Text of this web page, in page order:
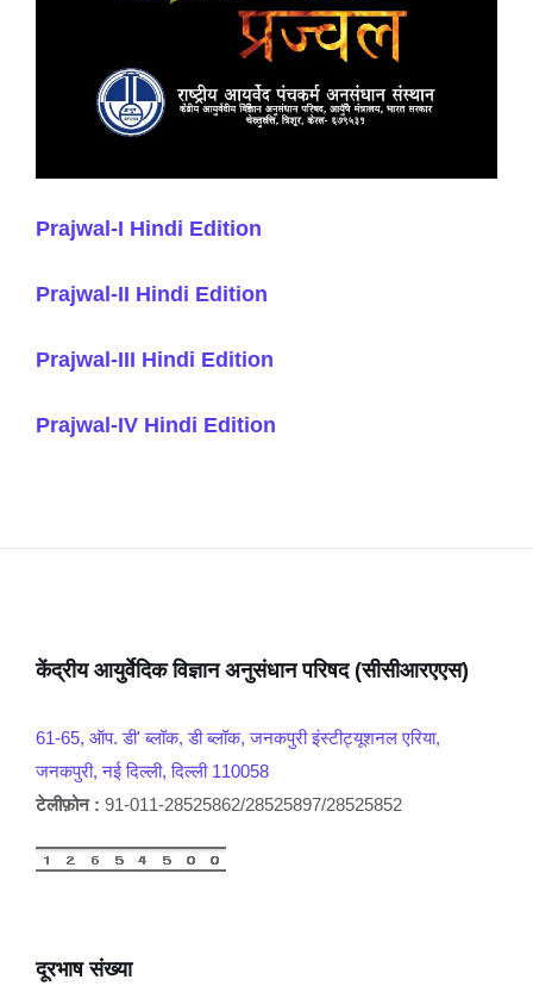
Prajwal-I Hindi Edition
Prajwal-II Hindi Edition
Prajwal-III Hindi Edition
Prajwal-IV Hindi Edition
केंद्रीय आयुर्वेदिक विज्ञान अनुसंधान परिषद (सीसीआरएएस)
61-65, ऑप. डी' ब्लॉक, डी ब्लॉक, जनकपुरी इंस्टीट्यूशनल एरिया,
जनकपुरी, नई दिल्ली, दिल्ली 110058
टेलीफ़ोन : 91-011-28525862/28525897/28525852
दूरभाष संख्या